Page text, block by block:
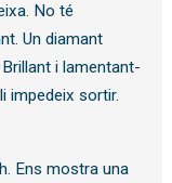
No té
Un diamant
i lamentant-
impedeix sortir.
Ens mostra una